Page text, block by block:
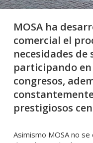
MOSA ha
comercial el
necesidades de
participando
congresos,
prestigiosos
Asimismo MOSA no